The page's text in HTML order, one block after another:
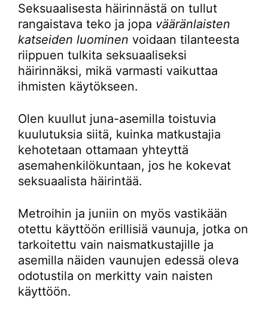
Seksuaalisesta häirinnästä on tullut
rangaistava teko ja jopa vääränlaisten
katseiden luominen voidaan tilanteesta
riippuen tulkita seksuaaliseksi
häirinnäksi, mikä varmasti vaikuttaa
ihmisten käytökseen.
Olen kuullut juna-asemilla toistuvia
kuulutuksia siitä, kuinka matkustajia
kehotetaan ottamaan yhteyttä
asemahenkilökuntaan, jos he kokevat
seksuaalista häirintää.
Metroihin ja juniin on myös vastikään
otettu käyttöön erillisiä vaunuja, jotka on
tarkoitettu vain naismatkustajille ja
asemilla näiden vaunujen edessä oleva
odotustila on merkitty vain naisten
käyttöön.